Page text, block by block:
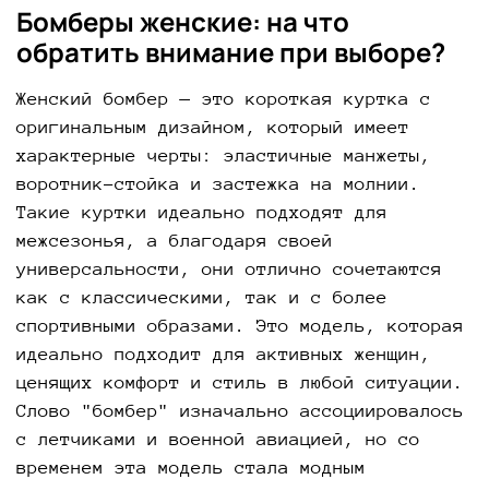
Бомберы женские: на что
обратить внимание при выборе?
Женский бомбер — это короткая куртка с
оригинальным дизайном, который имеет
характерные черты: эластичные манжеты,
воротник-стойка и застежка на молнии.
Такие куртки идеально подходят для
межсезонья, а благодаря своей
универсальности, они отлично сочетаются
как с классическими, так и с более
спортивными образами. Это модель, которая
идеально подходит для активных женщин,
ценящих комфорт и стиль в любой ситуации.
Слово "бомбер" изначально ассоциировалось
с летчиками и военной авиацией, но со
временем эта модель стала модным